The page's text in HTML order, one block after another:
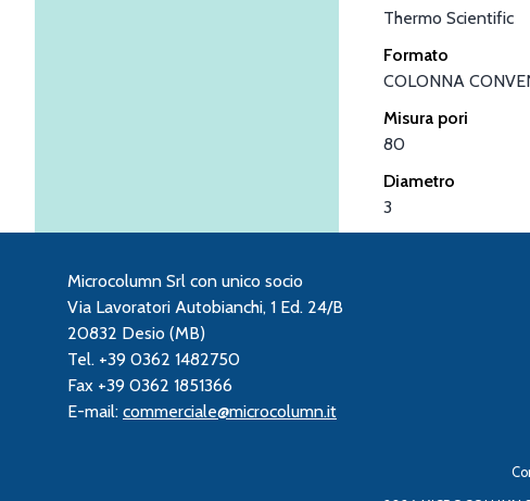
Thermo Scientific
Formato
COLONNA
Misura pori
80
Diametro
3
Microcolumn Srl con unico socio
Via Lavoratori Autobianchi, 1 Ed. 24/B
20832 Desio (MB)
Tel. +39 0362 1482750
Fax +39 0362 1851366
E-mail: commerciale@microcolumn.it